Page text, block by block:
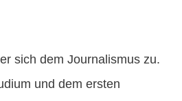
sich dem Journalismus zu.
und dem ersten